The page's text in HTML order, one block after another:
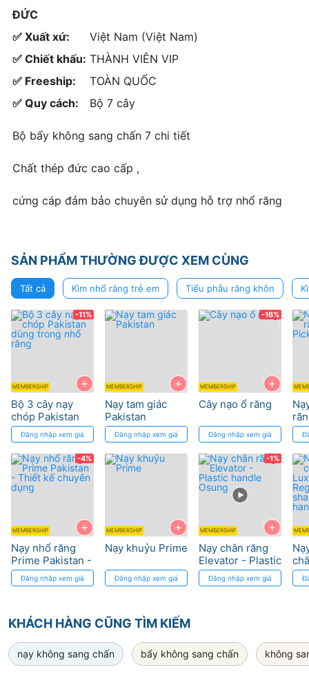
ĐỨC
✅ Xuất xứ:
Việt Nam (Việt Nam)
✅ Chiết khấu: THÀNH VIÊN VIP
✅ Freeship:
TOÀN QUỐC
✅ Quy cách:
Bộ 7 cây
Bộ bẩy không sang chấn 7 chi tiết
Chất thép đức cao cấp ,
cứng cáp đảm bảo chuyên sử dụng hỗ trợ nhổ răng
SẢN PHẨM THƯỜNG ĐƯỢC XEM CÙNG
Tất cả Kìm nhổ răng trẻ em Tiểu phẫu răng khôn
+
-11%
MEMBERSHIP
Bộ 3 cây nạy
chóp Pakistan
dùng trong nhổ
răng
Đăng nhập xem giá
+
-4%
MEMBERSHIP
Nạy nhổ răng
Prime Pakistan -
Thiết kế chuyên
dụng
Đăng nhập xem giá
+
MEMBERSHIP
Nạy tam giác
Pakistan
Đăng nhập xem giá
+
MEMBERSHIP
Nạy khuỷu Prime
Đăng nhập xem giá
+
-16%
MEMBERSHIP
Cây nạo ổ răng
Đăng nhập xem giá
+
-1%
MEMBERSHIP
Nạy chân răng
Elevator - Plastic
handle Osung
Đăng nhập xem giá
KHÁCH HÀNG CŨNG TÌM KIẾM
nạy không sang chấn bẩy không sang chấn không